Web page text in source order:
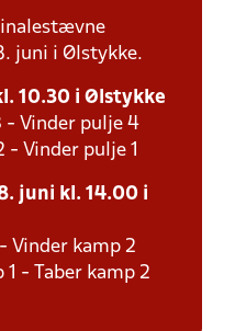
juni i Ølstykke.
10.30 i Ølstykke
- Vinder pulje 4
- Vinder pulje 1
juni kl. 14.00 i
Vinder kamp 2
- Taber kamp 2